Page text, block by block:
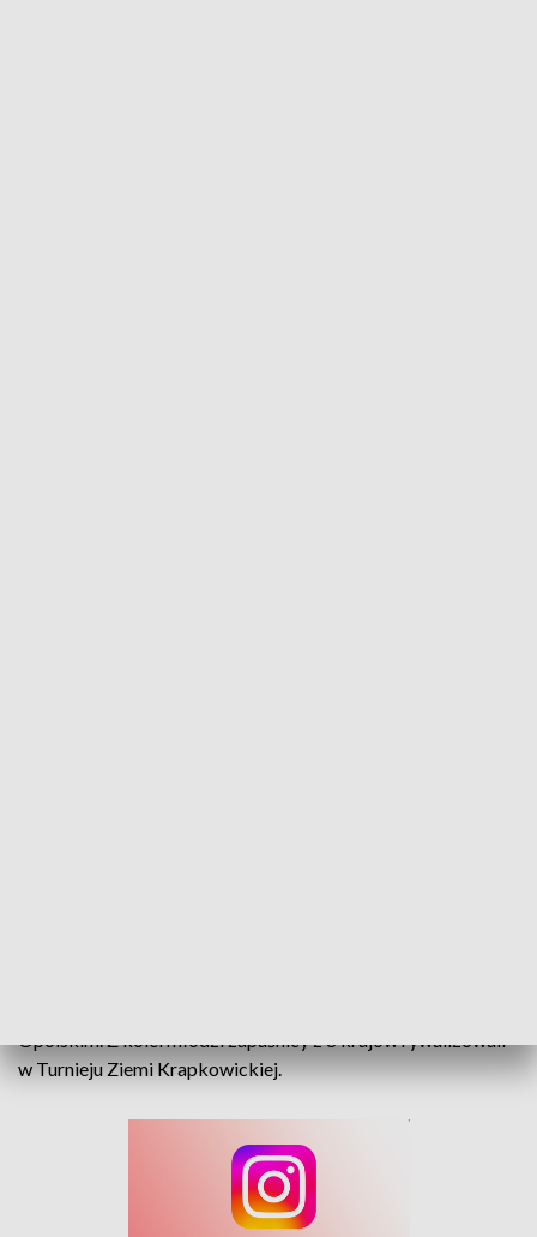
Opolskim. Z kolei młodzi zapaśnicy z 8 krajów rywalizowali
w Turnieju Ziemi Krapkowickiej.